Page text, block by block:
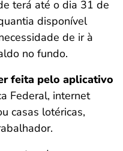
terá até o dia 31 de
disponível
de ir à
no fundo.
feita pelo aplicativo
Federal, internet
casas lotéricas,